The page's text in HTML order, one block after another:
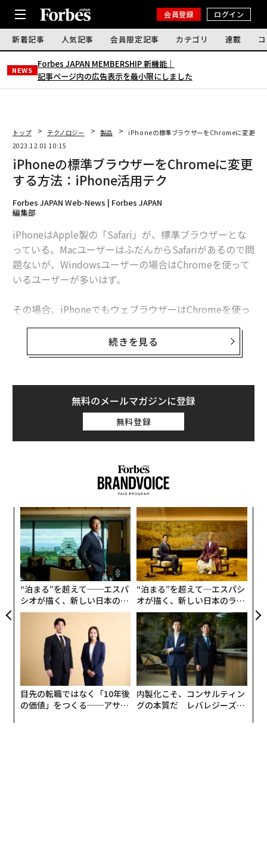
会員登録 ログイン
新着記事 人気記事 会員限定記事 カテゴリ 連載
NEWS
Forbes JAPAN MEMBERSHIP 新機能｜
記事ページ内の広告表示を最小限にしました
トップ テクノロジー 製品
iPhoneの標準ブラウザーをChromeに変更す
2023.12.01 10:15
iPhoneの標準ブラウザーをChromeに変更
する方法：iPhone活用テク
Forbes JAPAN Web-News | Forbes JAPAN
編集部
iPhoneはApple製の「Safari」が、標準ブラウザーとな
っている。MacユーザーはふだんからSafariがあるので問
題ないが、Windowsユーザーの場合はChromeを使って
いるユーザーが多いはず。
その場合、iPhoneでもウェブラウザーはChromeを使っ
たほうが、ログイン情報やブックマークなども共有され
るので便利。しかし、カメラアプリを使ってQRコードか
らウェブサイトに移動するといった場合などでは、標準
そこで、iPhoneでChromeをメインに使っているなら、
標準のブラウザーをChromeに設定しておこう。
設定方法は、設定アプリからChromeを選択。「デフォ
ルトのブラウザアプリ」をタップして、SafariからChro
meに切り替えればオーケー。
続きを見る
無料のメールマガジンに登録
無料登録
“泊まる”を超えて──エスパ
シオが描く、新しい日本のラ
グジュアリー（前編）
“泊まる”を超えて─エスパシ
オが描く、新しい日本のラグ
ジュアリー（中編）
目先の転職ではなく「10年後
の価値」をつくる──アサイ
内製化こそ、コンサルティン
グの本質だ レバレジーズが